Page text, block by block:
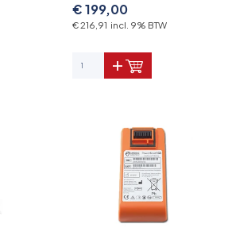
€ 199,00
€ 216,91 incl. 9% BTW